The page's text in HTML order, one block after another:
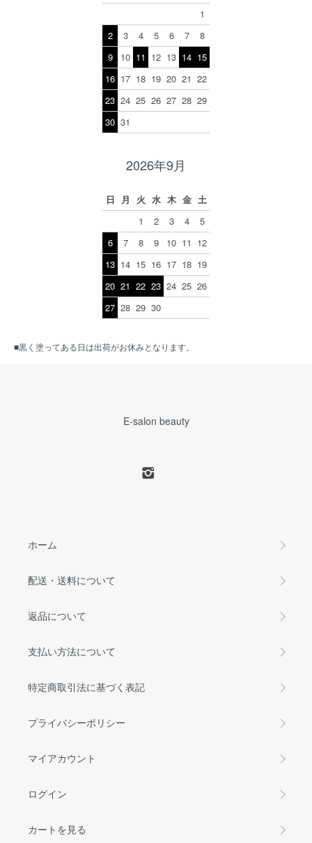
1
2
3 4 5 6 7
8
9
10 11 12 13 14 15
16 17 18 19 20 21 22
23 24 25 26 27 28 29
30 31
2026年9月
日 月 火 水 木 金 土
1
2 3 4
5
6
7 8 9 10 11 12
13 14 15 16 17 18 19
20 21 22 23 24 25 26
27 28 29 30
■黒く塗ってある日は出荷がお休みとなります。
E-salon beauty
ホーム
配送・送料について
返品について
支払い方法について
特定商取引法に基づく表記
プライバシーポリシー
マイアカウント
ログイン
カートを見る